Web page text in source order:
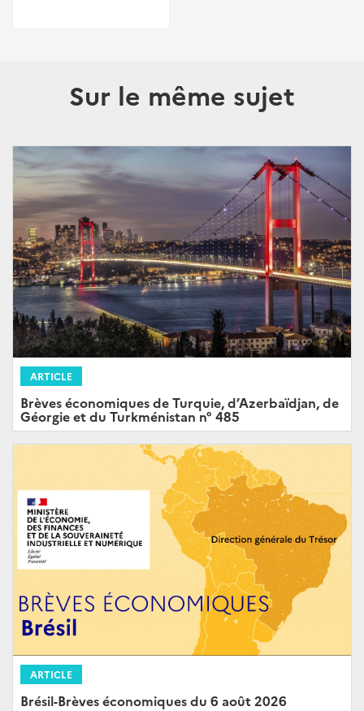
Sur le même sujet
ARTICLE
Brèves économiques de Turquie, d’Azerbaïdjan, de
Géorgie et du Turkménistan n° 485
ARTICLE
Brésil-Brèves économiques du 6 août 2026